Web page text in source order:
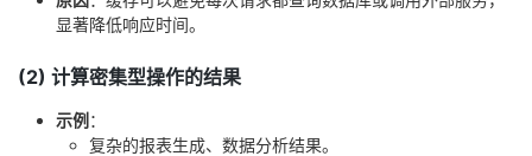
客
论
坛
的
圈
子
我
的
直
我
的
我
显著降低响应时间。
(2) 计算密集型操作的结果
示例 ：
复杂的报表生成、数据分析结果。